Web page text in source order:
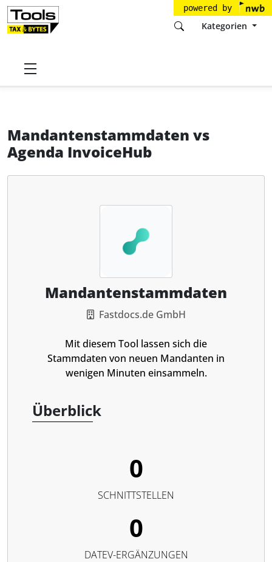
powered by
Kategorien
Startseite
Mandantenstammdaten vs
Agenda InvoiceHub
Mandantenstammdaten
Fastdocs.de GmbH
Mit diesem Tool lassen sich die
Stammdaten von neuen Mandanten in
wenigen Minuten einsammeln.
Überblick
0
SCHNITTSTELLEN
0
DATEV-ERGÄNZUNGEN